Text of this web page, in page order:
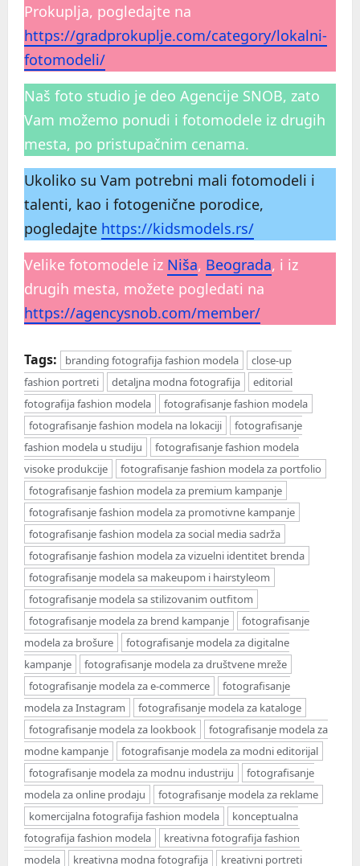
Prokuplja, pogledajte na
https://gradprokuplje.com/category/lokalni-
fotomodeli/
Naš foto studio je deo Agencije SNOB, zato
Vam možemo ponudi i fotomodele iz drugih
mesta, po pristupačnim cenama.
Ukoliko su Vam potrebni mali fotomodeli i
talenti, kao i fotogenične porodice,
pogledajte https://kidsmodels.rs/
Velike fotomodele iz Niša, Beograda, i iz
drugih mesta, možete pogledati na
https://agencysnob.com/member/
Tags: branding fotografija fashion modela
close-up
fashion portreti
detaljna modna fotografija
editorial
fotografija fashion modela
fotografisanje fashion modela
fotografisanje fashion modela na lokaciji
fotografisanje
fashion modela u studiju
fotografisanje fashion modela
visoke produkcije
fotografisanje fashion modela za portfolio
fotografisanje fashion modela za premium kampanje
fotografisanje fashion modela za promotivne kampanje
fotografisanje fashion modela za social media sadrža
fotografisanje fashion modela za vizuelni identitet brenda
fotografisanje modela sa makeupom i hairstyleom
fotografisanje modela sa stilizovanim outfitom
fotografisanje modela za brend kampanje
fotografisanje
modela za brošure
fotografisanje modela za digitalne
kampanje
fotografisanje modela za društvene mreže
fotografisanje modela za e-commerce
fotografisanje
modela za Instagram
fotografisanje modela za kataloge
fotografisanje modela za lookbook
fotografisanje modela za
modne kampanje
fotografisanje modela za modni editorijal
fotografisanje modela za modnu industriju
fotografisanje
modela za online prodaju
fotografisanje modela za reklame
komercijalna fotografija fashion modela
konceptualna
fotografija fashion modela
kreativna fotografija fashion
modela
kreativna modna fotografija kreativni portreti